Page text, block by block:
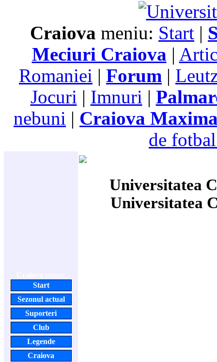
Craiova meniu: Start |
Meciuri Craiova |
Romaniei | Forum |
Jocuri | Imnuri |
nebuni | Craiova
de
Start
Sezonul actual
Suporteri
Club
Legende
Craiova
Universitatea
Universitatea